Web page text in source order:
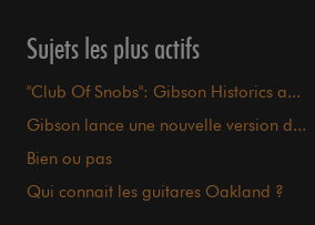
Sujets les plus actifs
"Club Of Snobs": Gibson Historics a...
Gibson lance une nouvelle version d...
Bien ou pas
Qui connait les guitares Oakland ?